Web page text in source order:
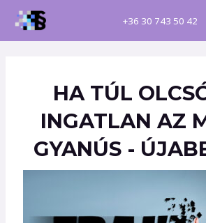
Skip
content
+36 30 743 50 42
HA TÚL
INGATLAN AZ
GYANÚS -
Post
navigation